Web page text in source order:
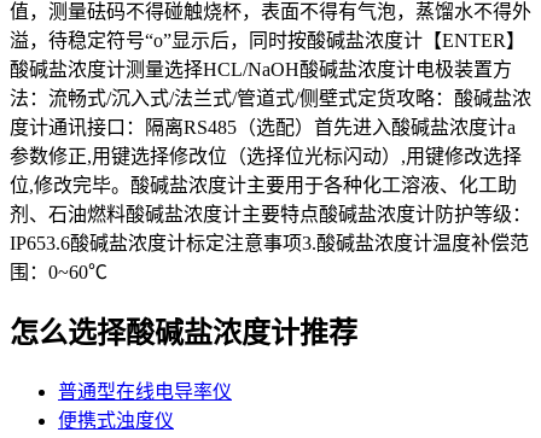
值，测量砝码不得碰触烧杯，表面不得有气泡，蒸馏水不得外
溢，待稳定符号“o”显示后，同时按酸碱盐浓度计【ENTER】
酸碱盐浓度计测量选择HCL/NaOH酸碱盐浓度计电极装置方
法：流畅式/沉入式/法兰式/管道式/侧壁式定货攻略：酸碱盐浓
度计通讯接口：隔离RS485（选配）首先进入酸碱盐浓度计a
参数修正,用键选择修改位（选择位光标闪动）,用键修改选择
位,修改完毕。酸碱盐浓度计主要用于各种化工溶液、化工助
剂、石油燃料酸碱盐浓度计主要特点酸碱盐浓度计防护等级：
IP653.6酸碱盐浓度计标定注意事项3.酸碱盐浓度计温度补偿范
围：0~60℃
怎么选择酸碱盐浓度计推荐
普通型在线电导率仪
便携式浊度仪